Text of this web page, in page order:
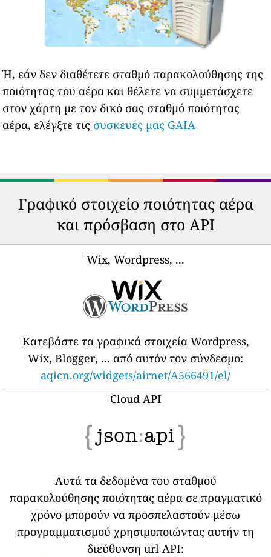
Ή, εάν δεν διαθέτετε σταθμό παρακολούθησης της
ποιότητας του αέρα και θέλετε να συμμετάσχετε
στον χάρτη με τον δικό σας σταθμό ποιότητας
αέρα, ελέγξτε τις συσκευές μας GAIA
Γραφικό στοιχείο ποιότητας αέρα
και πρόσβαση στο API
Wix, Wordpress, ...
Κατεβάστε τα γραφικά στοιχεία Wordpress,
Wix, Blogger, ... από αυτόν τον σύνδεσμο:
aqicn.org/widgets/airnet/A566491/el/
Cloud API
Αυτά τα δεδομένα του σταθμού
παρακολούθησης ποιότητας αέρα σε πραγματικό
χρόνο μπορούν να προσπελαστούν μέσω
προγραμματισμού χρησιμοποιώντας αυτήν τη
διεύθυνση url API: